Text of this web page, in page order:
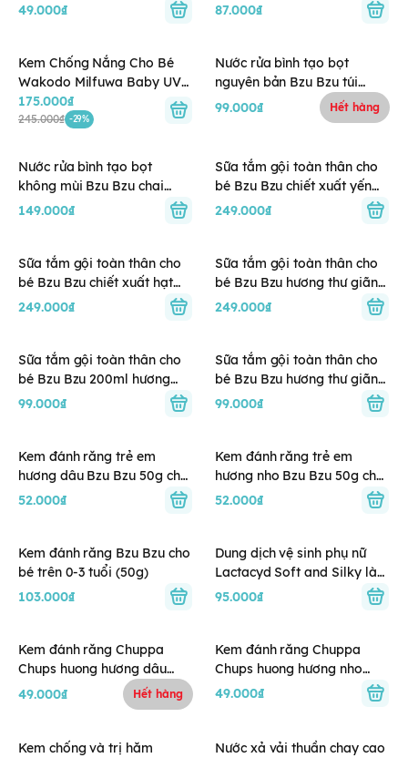
49.000₫
87.000₫
Kem Chống Nắng Cho Bé
Wakodo Milfuwa Baby UV
Care SPF35/PA+++ (0M+)
175.000₫
245.000₫ -29%
Nước rửa bình tạo bọt
nguyên bản Bzu Bzu túi
400ml
99.000₫ Hết hàng
Nước rửa bình tạo bọt
không mùi Bzu Bzu chai
500ml
149.000₫
Sữa tắm gội toàn thân cho
bé Bzu Bzu chiết xuất yến
mạch và sữa 600ml (0M+)
249.000₫
Sữa tắm gội toàn thân cho
bé Bzu Bzu chiết xuất hạt
bông và vani 600ml (0M+)
249.000₫
Sữa tắm gội toàn thân cho
bé Bzu Bzu hương thư giãn
600ml (0M+)
249.000₫
Sữa tắm gội toàn thân cho
bé Bzu Bzu 200ml hương
yến mạch sữa (0M+)
99.000₫
Sữa tắm gội toàn thân cho
bé Bzu Bzu hương thư giãn
200ml (0M+)
99.000₫
Kem đánh răng trẻ em
hương dâu Bzu Bzu 50g cho
bé 3Y+
52.000₫
Kem đánh răng trẻ em
hương nho Bzu Bzu 50g cho
bé 3Y+
52.000₫
Kem đánh răng Bzu Bzu cho
bé trên 0-3 tuổi (50g)
103.000₫
Dung dịch vệ sinh phụ nữ
Lactacyd Soft and Silky làm
sạch và dưỡng ẩm (250ml)
95.000₫
Kem đánh răng Chuppa
Chups huong hương dâu
40g (6M+)
49.000₫ Hết hàng
Kem đánh răng Chuppa
Chups huong hương nho
40g (6M+)
49.000₫
Kem chống và trị hăm
Nước xả vải thuần chay cao